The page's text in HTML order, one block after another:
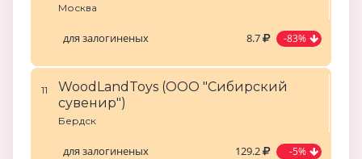
Москва
для залогиненых 8.7 -83%
11
WoodLandToys (ООО "Сибирский
сувенир")
Бердск
для залогиненых 129.2 -5%